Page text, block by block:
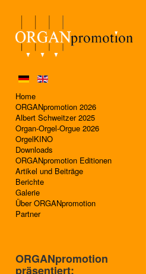
Home
ORGANpromotion 2026
Albert Schweitzer 2025
Organ-Orgel-Orgue 2026
OrgelKINO
Downloads
ORGANpromotion Editionen
Artikel und Beiträge
Berichte
Galerie
Über ORGANpromotion
Partner
ORGANpromotion
präsentiert: